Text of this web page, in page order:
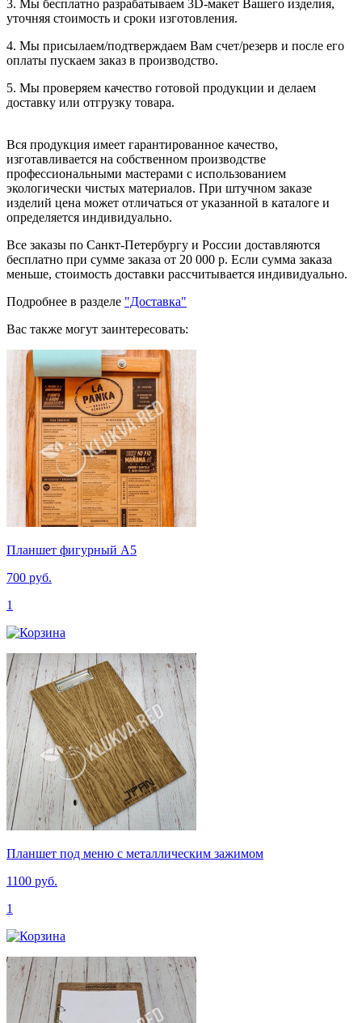
3. Мы бесплатно разрабатываем 3D-макет Вашего изделия,
уточняя стоимость и сроки изготовления.
4. Мы присылаем/подтверждаем Вам счет/резерв и после его
оплаты пускаем заказ в производство.
5. Мы проверяем качество готовой продукции и делаем
доставку или отгрузку товара.
Вся продукция имеет гарантированное качество,
изготавливается на собственном производстве
профессиональными мастерами с использованием
экологически чистых материалов. При штучном заказе
изделий цена может отличаться от указанной в каталоге и
определяется индивидуально.
Все заказы по Санкт-Петербургу и России доставляются
бесплатно при сумме заказа от 20 000 р. Если сумма заказа
меньше, стоимость доставки рассчитывается индивидуально.
Подробнее в разделе "Доставка"
Вас также могут заинтересовать:
Планшет фигурный А5
700 руб.
1
Планшет под меню с металлическим зажимом
1100 руб.
1